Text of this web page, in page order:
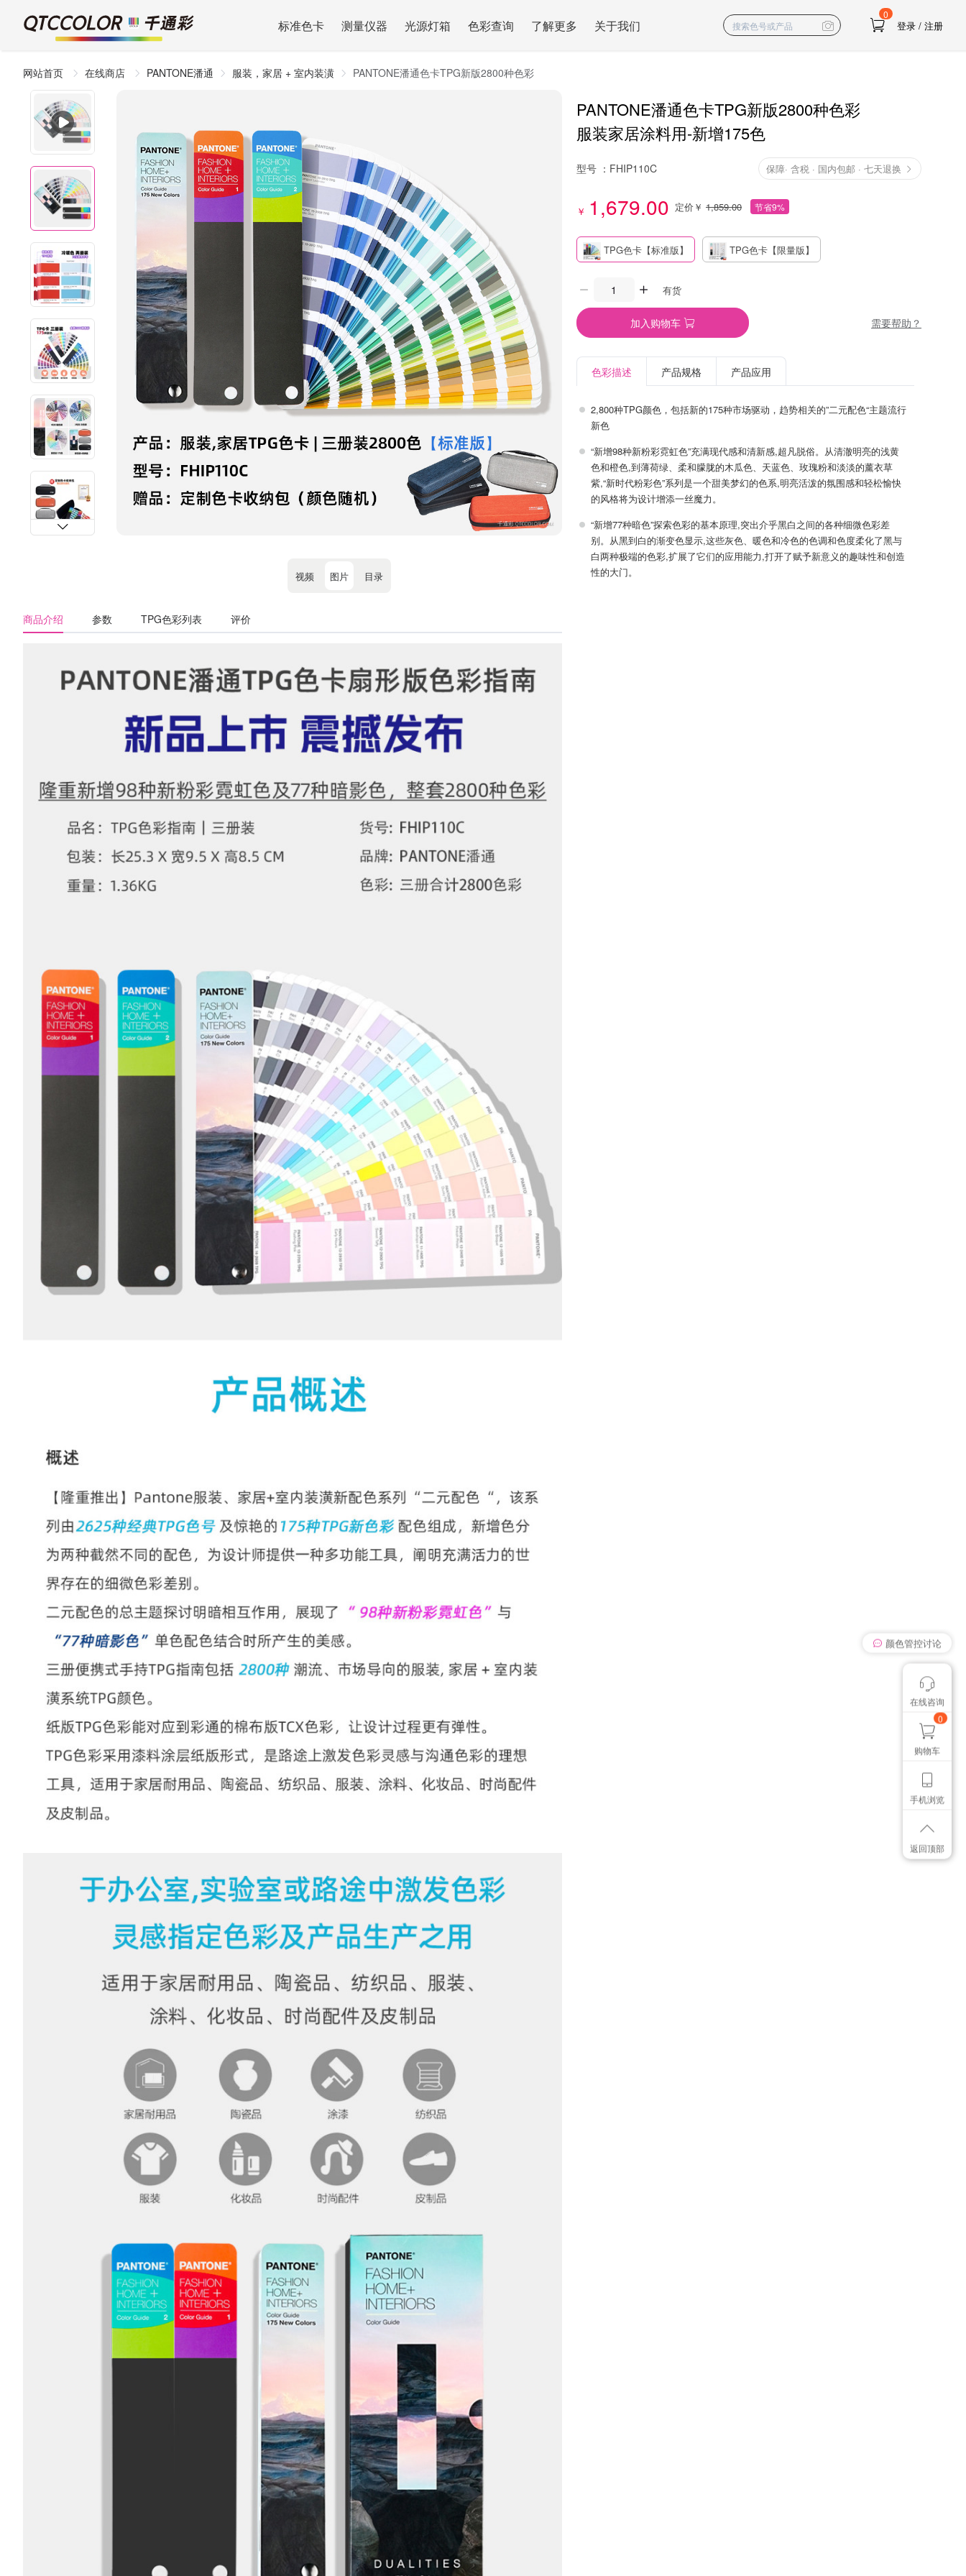
标准色卡 测量仪器 光源灯箱 色彩查询 了解更多 关于我们
0
登录 / 注册
网站首页 在线商店 PANTONE潘通 服装，家居 + 室内装潢 PANTONE潘通色卡TPG新版2800种色彩
视频 图片 目录
商品介绍 参数 TPG色彩列表 评价
PANTONE潘通色卡TPG新版2800种色彩
服装家居涂料用-新增175色
型号 ： FHIP110C 保障· 含税 · 国内包邮 · 七天退换
￥ 1,679.00 定价￥ 1,859.00 节省9%
TPG色卡【标准版】 TPG色卡【限量版】
有货
加入购物车 需要帮助？
色彩描述 产品规格 产品应用
2,800种TPG颜色，包括新的175种市场驱动，趋势相关的”二元配色“主题流行
新色
“新增98种新粉彩霓虹色”充满现代感和清新感,超凡脱俗。从清澈明亮的浅黄
色和橙色,到薄荷绿、柔和朦胧的木瓜色、天蓝色、玫瑰粉和淡淡的薰衣草
紫,“新时代粉彩色”系列是一个甜美梦幻的色系,明亮活泼的氛围感和轻松愉快
的风格将为设计增添一丝魔力。
“新增77种暗色”探索色彩的基本原理,突出介乎黑白之间的各种细微色彩差
别。从黑到白的渐变色显示,这些灰色、暖色和冷色的色调和色度柔化了黑与
白两种极端的色彩,扩展了它们的应用能力,打开了赋予新意义的趣味性和创造
性的大门。
我有个想法
想找个色卡
颜色管控讨论
在线咨询
0
购物车
手机浏览
返回顶部